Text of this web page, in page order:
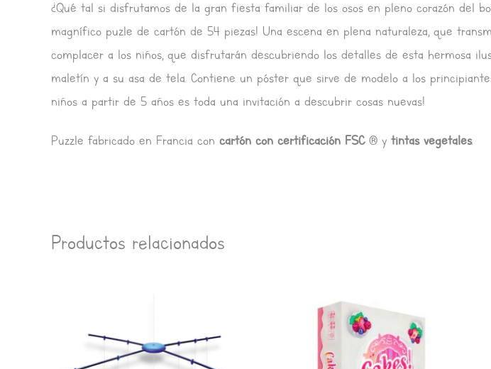
¿Qué tal si disfrutamos de la gran fiesta familiar de los osos en pleno corazón del
magnífico puzle de cartón de 54 piezas! Una escena en plena naturaleza, que
complacer a los niños, que disfrutarán descubriendo los detalles de esta hermosa
maletín y a su asa de tela. Contiene un póster que sirve de modelo a los
niños a partir de 5 años es toda una invitación a descubrir cosas nuevas!
Puzzle fabricado en Francia con cartón con certificación FSC® y tintas vegetales.
Productos relacionados